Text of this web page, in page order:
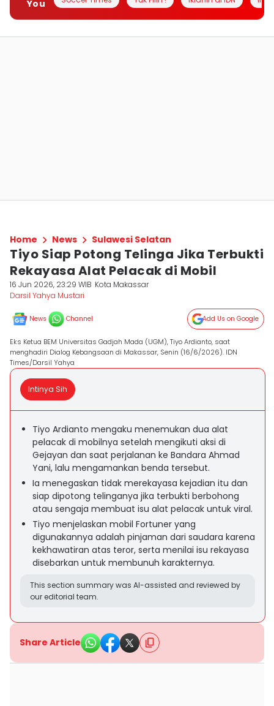
You
Home News Sulawesi Selatan
Tiyo Siap Potong Telinga Jika Terbukti
Rekayasa Alat Pelacak di Mobil
16 Jun 2026, 23:29 WIB Kota Makassar
Darsil Yahya Mustari
News Channel Add Us on Google
Eks Ketua BEM Universitas Gadjah Mada (UGM), Tiyo Ardianto, saat
menghadiri Dialog Kebangsaan di Makassar, Senin (16/6/2026). IDN
Times/Darsil Yahya
Intinya Sih
Tiyo Ardianto mengaku menemukan dua alat
pelacak di mobilnya setelah mengikuti aksi di
Gejayan dan saat perjalanan ke Bandara Ahmad
Yani, lalu mengamankan benda tersebut.
Ia menegaskan tidak merekayasa kejadian itu dan
siap dipotong telinganya jika terbukti berbohong
atau sengaja membuat isu alat pelacak untuk viral.
Tiyo menjelaskan mobil Fortuner yang
digunakannya adalah pinjaman dari saudara karena
kekhawatiran atas teror, serta menilai isu rekayasa
disebarkan untuk membunuh karakternya.
This section summary was AI-assisted and reviewed by
our editorial team.
Share Article